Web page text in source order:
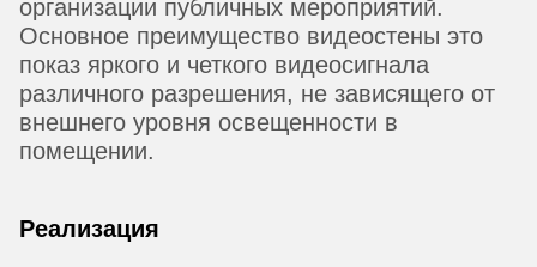
организации публичных мероприятий.
Основное преимущество видеостены это
показ яркого и четкого видеосигнала
различного разрешения, не зависящего от
внешнего уровня освещенности в
помещении.
Реализация